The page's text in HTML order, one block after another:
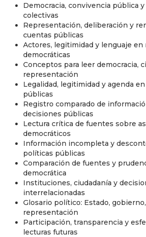
Democracia, convivencia pública
colectivas
Representación, deliberación y
cuentas públicas
Actores, legitimidad y lenguaje en
democráticas
Conceptos para leer democracia,
representación
Legalidad, legitimidad y agenda
públicas
Registro comparado de
decisiones públicas
Lectura crítica de fuentes sobre
democráticos
Información incompleta y
políticas públicas
Comparación de fuentes y
democrática
Instituciones, ciudadanía y
interrelacionadas
Glosario político: Estado,
representación
Participación, transparencia y
lecturas futuras